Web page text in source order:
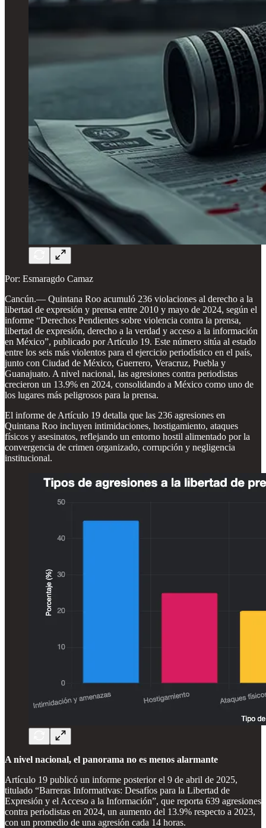
Por: Esmaragdo Camaz
Cancún.— Quintana Roo acumuló 236 violaciones al derecho a la
libertad de expresión y prensa entre 2010 y mayo de 2024, según el
informe “Derechos Pendientes sobre violencia contra la prensa,
libertad de expresión, derecho a la verdad y acceso a la información
en México”, publicado por Artículo 19. Este número sitúa al estado
entre los seis más violentos para el ejercicio periodístico en el país,
junto con Ciudad de México, Guerrero, Veracruz, Puebla y
Guanajuato. A nivel nacional, las agresiones contra periodistas
crecieron un 13.9% en 2024, consolidando a México como uno de
los lugares más peligrosos para la prensa.
El informe de Artículo 19 detalla que las 236 agresiones en
Quintana Roo incluyen intimidaciones, hostigamiento, ataques
físicos y asesinatos, reflejando un entorno hostil alimentado por la
convergencia de crimen organizado, corrupción y negligencia
institucional.
A nivel nacional, el panorama no es menos alarmante
Artículo 19 publicó un informe posterior el 9 de abril de 2025,
titulado “Barreras Informativas: Desafíos para la Libertad de
Expresión y el Acceso a la Información”, que reporta 639 agresiones
contra periodistas en 2024, un aumento del 13.9% respecto a 2023,
con un promedio de una agresión cada 14 horas.